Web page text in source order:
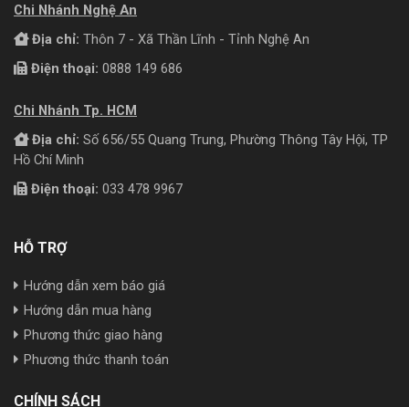
Chi Nhánh Nghệ An
Địa chỉ: Thôn 7 - Xã Thần Lĩnh - Tỉnh Nghệ An
Điện thoại: 0888 149 686
Chi Nhánh Tp. HCM
Địa chỉ: Số 656/55 Quang Trung, Phường Thông Tây Hội, TP
Hồ Chí Minh
Điện thoại: 033 478 9967
HỖ TRỢ
Hướng dẫn xem báo giá
Hướng dẫn mua hàng
Phương thức giao hàng
Phương thức thanh toán
CHÍNH SÁCH